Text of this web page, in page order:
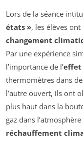
Lors de la séance
états », les élèves
changement
Par une expérience
l’importance de l’effet
thermomètres dans
l’autre ouvert, ils ont
plus haut dans la
gaz dans
réchauffement